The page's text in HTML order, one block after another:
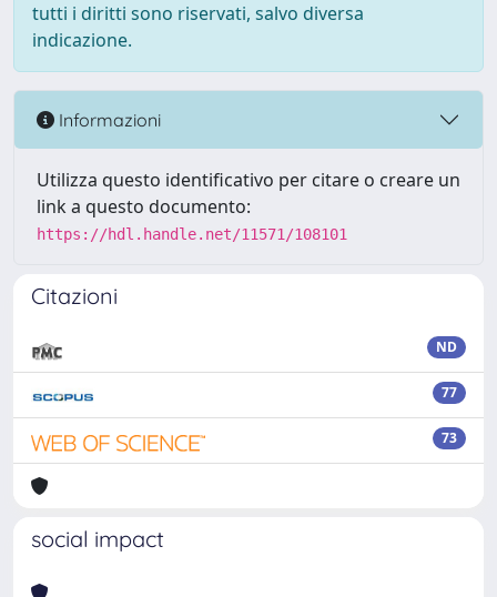
tutti i diritti sono riservati, salvo diversa
indicazione.
Informazioni
Utilizza questo identificativo per citare o creare un
link a questo documento:
https://hdl.handle.net/11571/108101
Citazioni
ND
77
73
social impact